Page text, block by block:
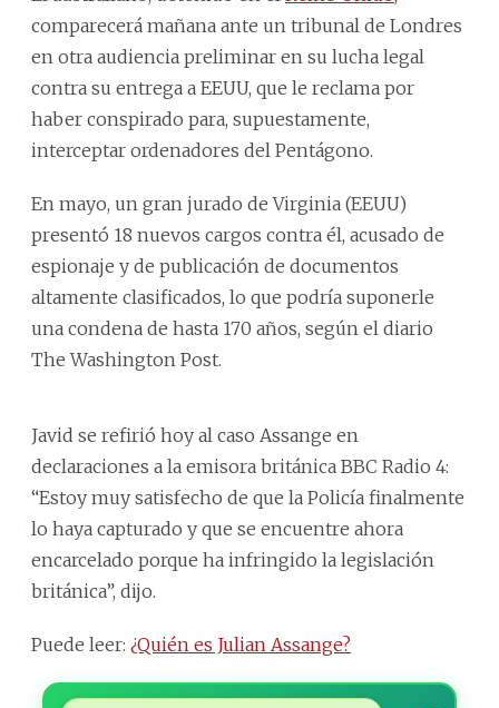
comparecerá mañana ante un tribunal de Londres
en otra audiencia preliminar en su lucha legal
contra su entrega a EEUU, que le reclama por
haber conspirado para, supuestamente,
interceptar ordenadores del Pentágono.
En mayo, un gran jurado de Virginia (EEUU)
presentó 18 nuevos cargos contra él, acusado de
espionaje y de publicación de documentos
altamente clasificados, lo que podría suponerle
una condena de hasta 170 años, según el diario
The Washington Post.
Javid se refirió hoy al caso Assange en
declaraciones a la emisora británica BBC Radio 4:
“Estoy muy satisfecho de que la Policía finalmente
lo haya capturado y que se encuentre ahora
encarcelado porque ha infringido la legislación
británica”, dijo.
Puede leer: ¿Quién es Julian Assange?